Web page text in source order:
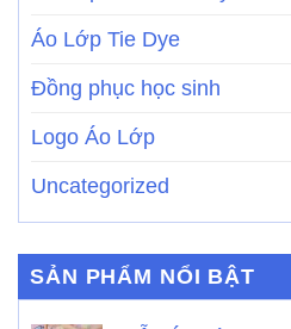
Áo Lớp Tie Dye
Đồng phục học sinh
Logo Áo Lớp
Uncategorized
SẢN PHẨM NỔI BẬT